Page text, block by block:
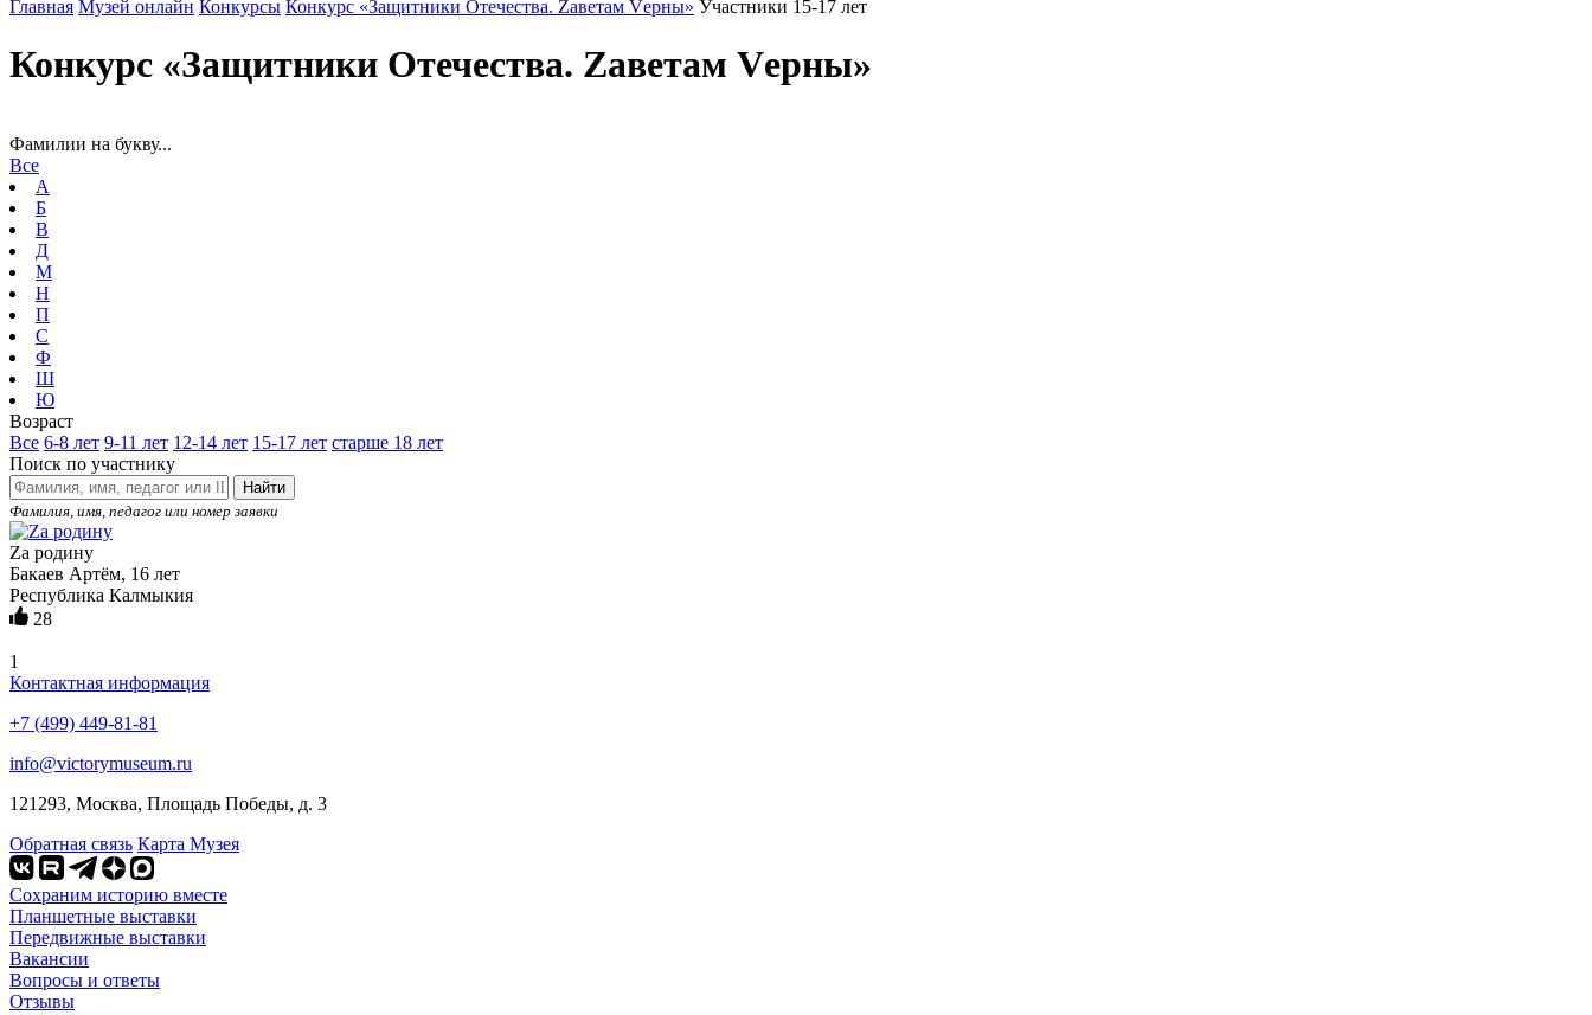
Главная Музей онлайн Конкурсы Конкурс «Защитники Отечества. Zаветам Vерны» Участники 15-17 лет
Конкурс «Защитники Отечества. Zаветам Vерны»
Фамилии на букву...
Все
А
Б
В
Д
М
Н
П
С
Ф
Ш
Ю
Возраст
Все 6-8 лет 9-11 лет 12-14 лет 15-17 лет старше 18 лет
Поиск по участнику
Найти
Фамилия, имя, педагог или номер заявки
Zа родину
Бакаев Артём, 16 лет
Республика Калмыкия
28
1
Контактная информация
+7 (499) 449-81-81
info@victorymuseum.ru
121293, Москва, Площадь Победы, д. 3
Обратная связь Карта Музея
Сохраним историю вместе
Планшетные выставки
Передвижные выставки
Вакансии
Вопросы и ответы
Отзывы